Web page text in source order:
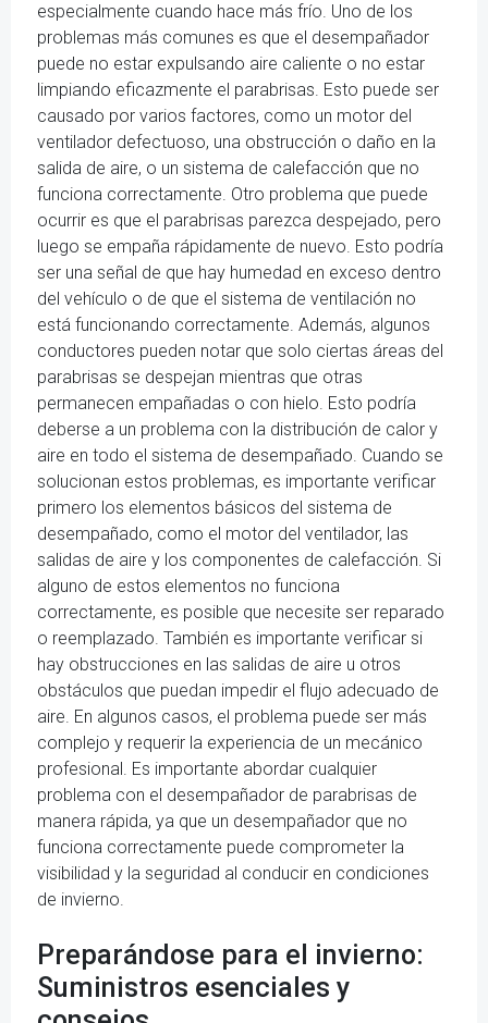
especialmente cuando hace más frío. Uno de los
problemas más comunes es que el desempañador
puede no estar expulsando aire caliente o no estar
limpiando eficazmente el parabrisas. Esto puede ser
causado por varios factores, como un motor del
ventilador defectuoso, una obstrucción o daño en la
salida de aire, o un sistema de calefacción que no
funciona correctamente. Otro problema que puede
ocurrir es que el parabrisas parezca despejado, pero
luego se empaña rápidamente de nuevo. Esto podría
ser una señal de que hay humedad en exceso dentro
del vehículo o de que el sistema de ventilación no
está funcionando correctamente. Además, algunos
conductores pueden notar que solo ciertas áreas del
parabrisas se despejan mientras que otras
permanecen empañadas o con hielo. Esto podría
deberse a un problema con la distribución de calor y
aire en todo el sistema de desempañado. Cuando se
solucionan estos problemas, es importante verificar
primero los elementos básicos del sistema de
desempañado, como el motor del ventilador, las
salidas de aire y los componentes de calefacción. Si
alguno de estos elementos no funciona
correctamente, es posible que necesite ser reparado
o reemplazado. También es importante verificar si
hay obstrucciones en las salidas de aire u otros
obstáculos que puedan impedir el flujo adecuado de
aire. En algunos casos, el problema puede ser más
complejo y requerir la experiencia de un mecánico
profesional. Es importante abordar cualquier
problema con el desempañador de parabrisas de
manera rápida, ya que un desempañador que no
funciona correctamente puede comprometer la
visibilidad y la seguridad al conducir en condiciones
de invierno.
Preparándose para el invierno:
Suministros esenciales y